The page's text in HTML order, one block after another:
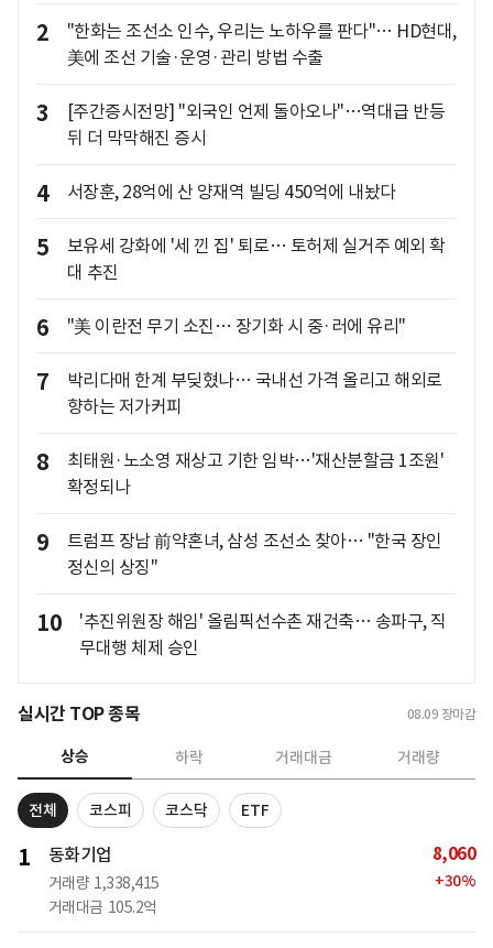
2
"한화는 조선소 인수, 우리는 노하우를 판다"… HD현대,
美에 조선 기술·운영·관리 방법 수출
3
[주간증시전망] "외국인 언제 돌아오나"…역대급 반등
뒤 더 막막해진 증시
4 서장훈, 28억에 산 양재역 빌딩 450억에 내놨다
5
보유세 강화에 '세 낀 집' 퇴로… 토허제 실거주 예외 확
대 추진
6 "美 이란전 무기 소진… 장기화 시 중·러에 유리"
7
박리다매 한계 부딪혔나… 국내선 가격 올리고 해외로
향하는 저가커피
8
최태원·노소영 재상고 기한 임박…'재산분할금 1조원'
확정되나
9
트럼프 장남 前약혼녀, 삼성 조선소 찾아… "한국 장인
정신의 상징"
10
'추진위원장 해임' 올림픽선수촌 재건축… 송파구, 직
무대행 체제 승인
실시간 TOP 종목 08.09 장마감
상승 하락 거래대금 거래량
전체 코스피 코스닥 ETF
1 동화기업
거래량 1,338,415
거래대금 105.2억
8,060
+30%